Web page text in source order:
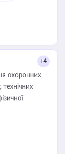
+4
охоронних